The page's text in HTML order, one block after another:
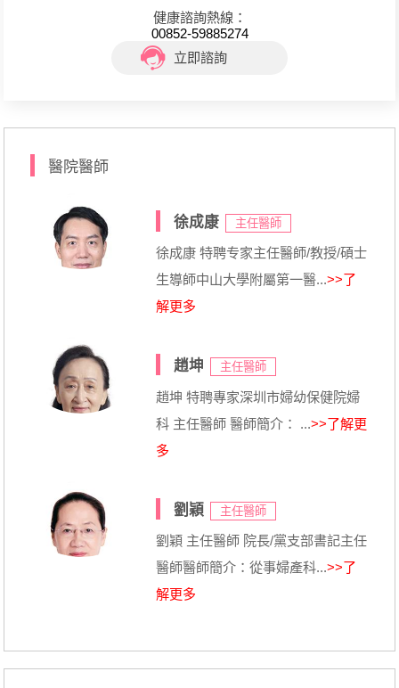
健康諮詢熱線：
00852-59885274
立即諮詢
醫院醫師
徐成康 主任醫師
徐成康 特聘专家主任醫師/教授/碩士
生導師中山大學附屬第一醫...>>了
解更多
趙坤 主任醫師
趙坤 特聘專家深圳市婦幼保健院婦
科 主任醫師 醫師簡介： ...>>了解更
多
劉穎 主任醫師
劉穎 主任醫師 院長/黨支部書記主任
醫師醫師簡介：從事婦產科...>>了
解更多